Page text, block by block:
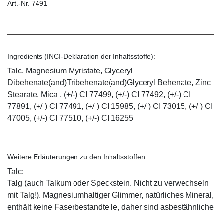
Art.-Nr. 7491
Ingredients (INCI-Deklaration der Inhaltsstoffe):
Talc, Magnesium Myristate, Glyceryl
Dibehenate(and)Tribehenate(and)Glyceryl Behenate, Zinc
Stearate, Mica , (+/-) CI 77499, (+/-) CI 77492, (+/-) CI
77891, (+/-) CI 77491, (+/-) CI 15985, (+/-) CI 73015, (+/-) CI
47005, (+/-) CI 77510, (+/-) CI 16255
Weitere Erläuterungen zu den Inhaltsstoffen:
Talc:
Talg (auch Talkum oder Speckstein. Nicht zu verwechseln
mit Talg!). Magnesiumhaltiger Glimmer, natürliches Mineral,
enthält keine Faserbestandteile, daher sind asbestähnliche